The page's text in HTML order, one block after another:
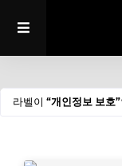
라벨이 개인정보 보호